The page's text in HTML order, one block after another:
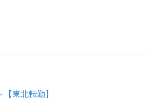
東北転勤】